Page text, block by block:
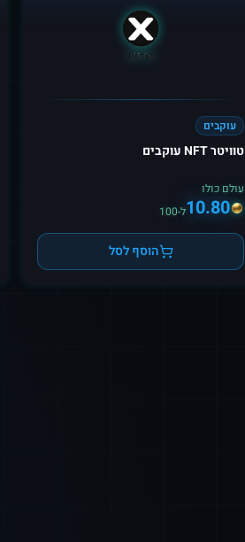
עוקבים
טוויטר NFT עוקבים
עולם כולו
10.80ל-100
הוסף לסל